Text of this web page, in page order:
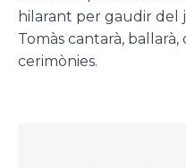
hilarant per gaudir del
Tomàs cantarà,
cerimònies.